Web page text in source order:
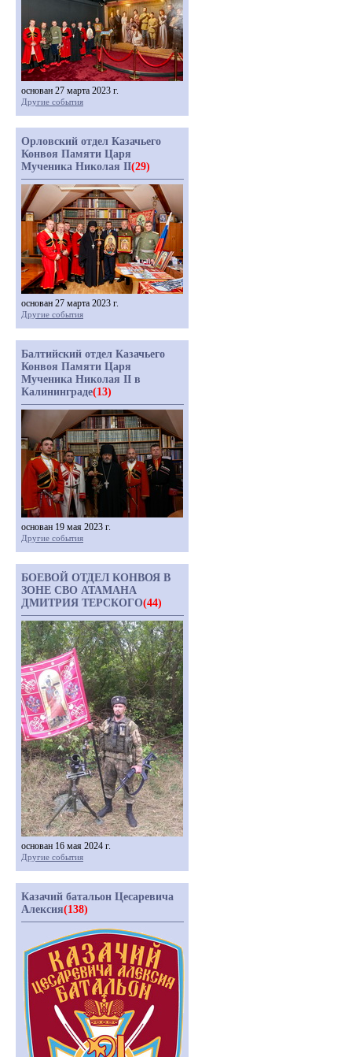
основан 27 марта 2023 г.
Другие события
Орловский отдел Казачьего
Конвоя Памяти Царя
Мученика Николая II(29)
основан 27 марта 2023 г.
Другие события
Балтийский отдел Казачьего
Конвоя Памяти Царя
Мученика Николая II в
Калининграде(13)
основан 19 мая 2023 г.
Другие события
БОЕВОЙ ОТДЕЛ КОНВОЯ В
ЗОНЕ СВО АТАМАНА
ДМИТРИЯ ТЕРСКОГО(44)
основан 16 мая 2024 г.
Другие события
Казачий батальон Цесаревича
Алексия(138)